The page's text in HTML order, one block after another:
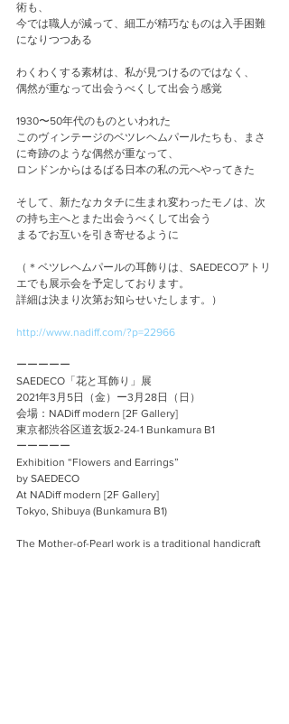
術も、
今では職人が減って、細工が精巧なものは入手困難
になりつつある
わくわくする素材は、私が見つけるのではなく、
偶然が重なって出会うべくして出会う感覚
1930〜50年代のものといわれた
このヴィンテージのベツレヘムパールたちも、まさ
に奇跡のような偶然が重なって、
ロンドンからはるばる日本の私の元へやってきた
そして、新たなカタチに生まれ変わったモノは、次
の持ち主へとまた出会うべくして出会う
まるでお互いを引き寄せるように
（＊ベツレヘムパールの耳飾りは、SAEDECOアトリ
エでも展示会を予定しております。
詳細は決まり次第お知らせいたします。）
http://www.nadiff.com/?p=22966
ーーーーー
SAEDECO「花と耳飾り」展
2021年3月5日（金）ー3月28日（日）
会場：NADiff modern [2F Gallery]
東京都渋谷区道玄坂2-24-1 Bunkamura B1
ーーーーー
Exhibition “Flowers and Earrings”
by SAEDECO
At NADiff modern [2F Gallery]
Tokyo, Shibuya (Bunkamura B1)
The Mother-of-Pearl work is a traditional handicraft